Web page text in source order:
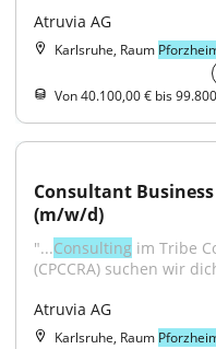
Atruvia AG
Karlsruhe, Raum
Von 40.100,00 € bis
Consultant
(m/w/d)
"...Consulting im Tribe
(CPCCRA) suchen wir
Atruvia AG
Karlsruhe, Raum